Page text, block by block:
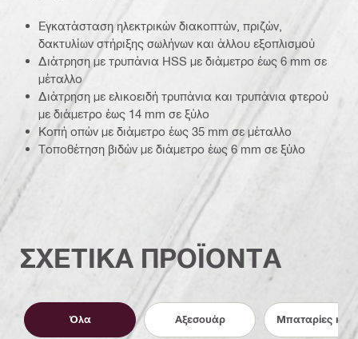
Εγκατάσταση ηλεκτρικών διακοπτών, πριζών,
δακτυλίων στήριξης σωλήνων και άλλου εξοπλισμού
Διάτρηση με τρυπάνια HSS με διάμετρο έως 6 mm σε
μέταλλο
Διάτρηση με ελικοειδή τρυπάνια και τρυπάνια φτερού
με διάμετρο έως 14 mm σε ξύλο
Κοπή οπών με διάμετρο έως 35 mm σε μέταλλο
Τοποθέτηση βιδών με διάμετρο έως 6 mm σε ξύλο
ΣΧΕΤΙΚΑ ΠΡΟΪΟΝΤΑ
Όλα Αξεσουάρ Μπαταρίες και